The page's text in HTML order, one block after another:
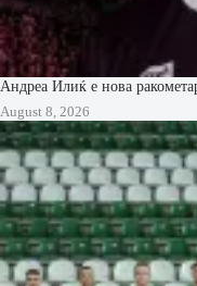
Андреа Илиќ е нова
August 8, 2026